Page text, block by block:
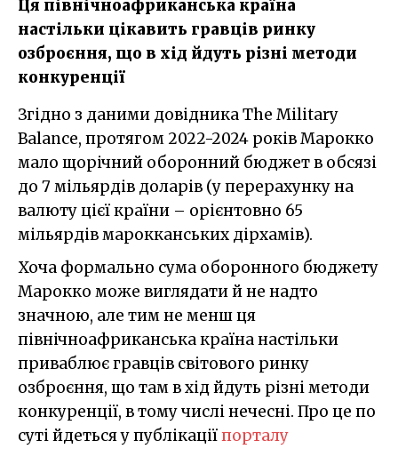
Ця північноафриканська країна
настільки цікавить гравців ринку
озброєння, що в хід йдуть різні методи
конкуренції
Згідно з даними довідника The Military
Balance, протягом 2022-2024 років Марокко
мало щорічний оборонний бюджет в обсязі
до 7 мільярдів доларів (у перерахунку на
валюту цієї країни – орієнтовно 65
мільярдів марокканських дірхамів).
Хоча формально сума оборонного бюджету
Марокко може виглядати й не надто
значною, але тим не менш ця
північноафриканська країна настільки
приваблює гравців світового ринку
озброєння, що там в хід йдуть різні методи
конкуренції, в тому числі нечесні. Про це по
суті йдеться у публікаціїпорталу